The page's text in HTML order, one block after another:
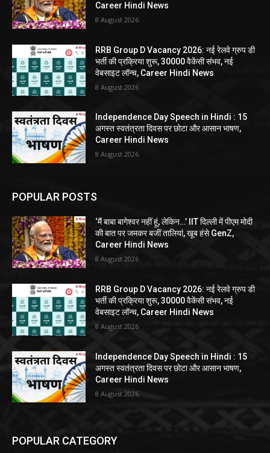
Career Hindi News
8 August 2026
RRB Group D Vacancy 2026: नई रेलवे ग्रुप डी
भर्ती की प्रक्रिया शुरू, 30000 वैकेंसी संभव, नई
वेबसाइट लॉन्च, Career Hindi News
8 August 2026
Independence Day Speech in Hindi : 15
अगस्त स्वतंत्रता दिवस पर छोटा और आसान भाषण,
Career Hindi News
8 August 2026
POPULAR POSTS
‘मैं बाबा बागेश्वर नहीं हूं, लेकिन…’ IIT दिल्ली में पीएम मोदी
की बात पर जमकर बजीं तालियां, खूब हंसे GenZ,
Career Hindi News
8 August 2026
RRB Group D Vacancy 2026: नई रेलवे ग्रुप डी
भर्ती की प्रक्रिया शुरू, 30000 वैकेंसी संभव, नई
वेबसाइट लॉन्च, Career Hindi News
8 August 2026
Independence Day Speech in Hindi : 15
अगस्त स्वतंत्रता दिवस पर छोटा और आसान भाषण,
Career Hindi News
8 August 2026
POPULAR CATEGORY